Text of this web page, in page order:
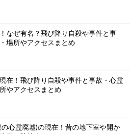
なぜ有名？飛び降り自殺や事件と事
場所やアクセスまとめ
在！飛び降り自殺や事件と事故・心霊
やアクセスまとめ
心霊廃墟)の現在！昔の地下室や開か